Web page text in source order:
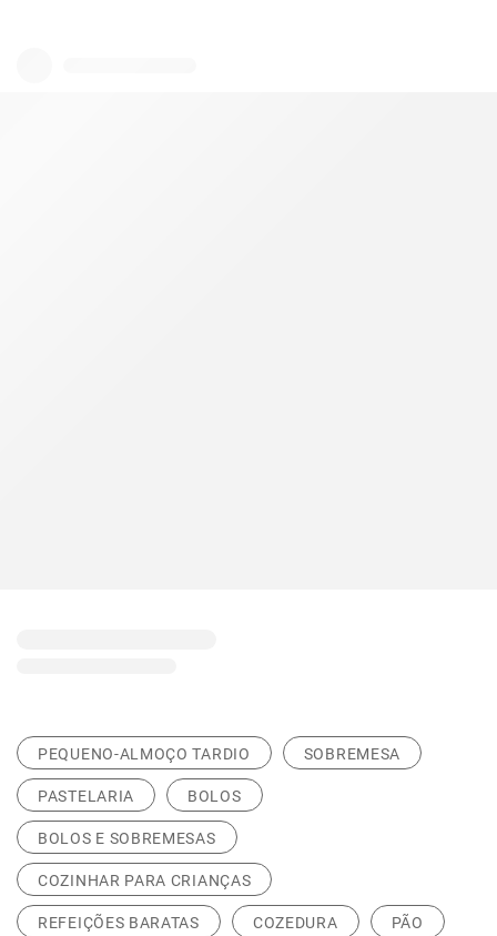
PEQUENO-ALMOÇO TARDIO SOBREMESA
PASTELARIA BOLOS
BOLOS E SOBREMESAS
COZINHAR PARA CRIANÇAS
REFEIÇÕES BARATAS COZEDURA PÃO